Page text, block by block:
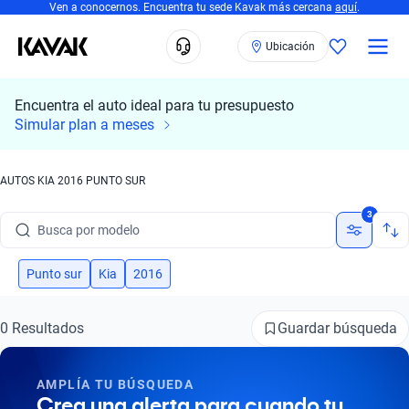
Ven a conocernos. Encuentra tu sede Kavak más cercana aquí.
Ubicación
Encuentra el auto ideal para tu presupuesto
Simular plan a meses
AUTOS KIA 2016 PUNTO SUR
Busca por modelo
Busca por versión
Busca por marca
Busca por modelo
3
Punto sur Kia 2016
0 Resultados Guardar búsqueda
AMPLÍA TU BÚSQUEDA